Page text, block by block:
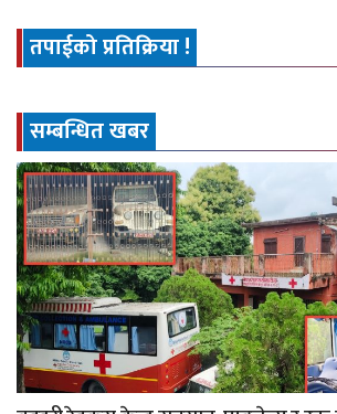
तपाईको प्रतिक्रिया !
सम्बन्धित खबर